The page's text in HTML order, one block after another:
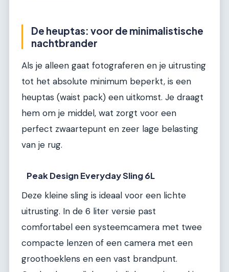
De heuptas: voor de minimalistische
nachtbrander
Als je alleen gaat fotograferen en je uitrusting
tot het absolute minimum beperkt, is een
heuptas (waist pack) een uitkomst. Je draagt
hem om je middel, wat zorgt voor een
perfect zwaartepunt en zeer lage belasting
van je rug.
Peak Design Everyday Sling 6L
Deze kleine sling is ideaal voor een lichte
uitrusting. In de 6 liter versie past
comfortabel een systeemcamera met twee
compacte lenzen of een camera met een
groothoeklens en een vast brandpunt.